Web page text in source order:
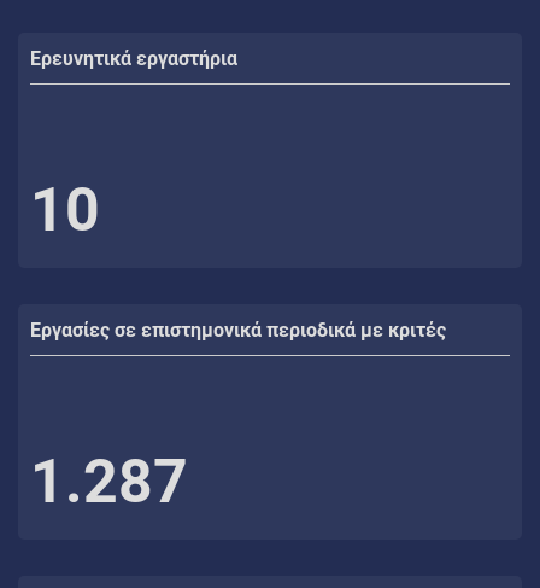
Ερευνητικά εργαστήρια
10
Εργασίες σε επιστημονικά περιοδικά με κριτές
1.287